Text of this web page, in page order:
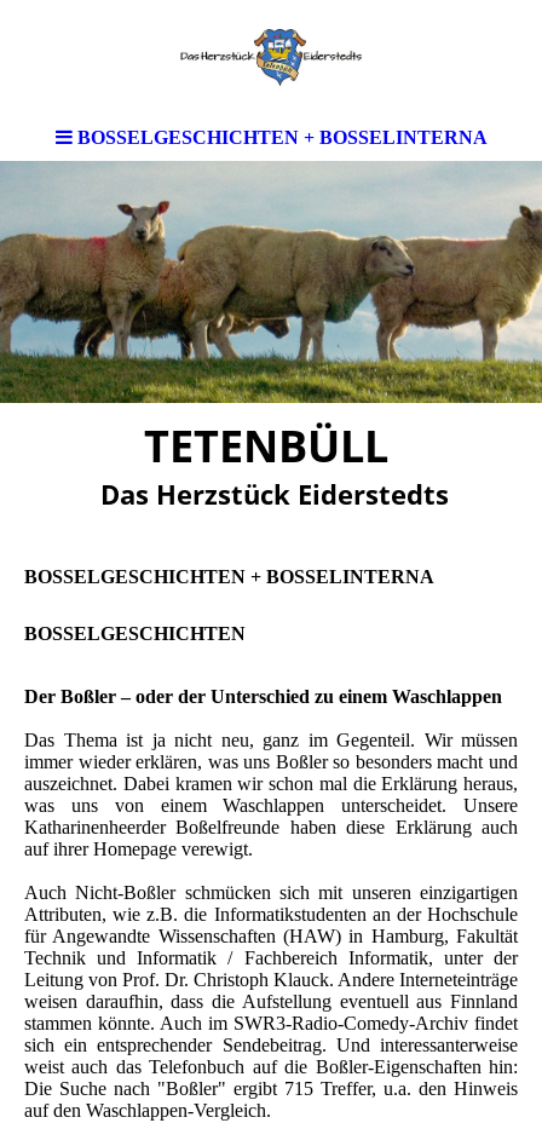
BOSSELGESCHICHTEN + BOSSELINTERNA
TETENBÜLL
Das Herzstück Eiderstedts
BOSSELGESCHICHTEN + BOSSELINTERNA
BOSSELGESCHICHTEN
Der Boßler – oder der Unterschied zu einem Waschlappen
Das Thema ist ja nicht neu, ganz im Gegenteil. Wir müssen
immer wieder erklären, was uns Boßler so besonders macht und
auszeichnet. Dabei kramen wir schon mal die Erklärung heraus,
was uns von einem Waschlappen unterscheidet. Unsere
Katharinenheerder Boßelfreunde haben diese Erklärung auch
auf ihrer Homepage verewigt.
Auch Nicht-Boßler schmücken sich mit unseren einzigartigen
Attributen, wie z.B. die Informatikstudenten an der Hochschule
für Angewandte Wissenschaften (HAW) in Hamburg, Fakultät
Technik und Informatik / Fachbereich Informatik, unter der
Leitung von Prof. Dr. Christoph Klauck. Andere Interneteinträge
weisen daraufhin, dass die Aufstellung eventuell aus Finnland
stammen könnte. Auch im SWR3-Radio-Comedy-Archiv findet
sich ein entsprechender Sendebeitrag. Und interessanterweise
weist auch das Telefonbuch auf die Boßler-Eigenschaften hin:
Die Suche nach "Boßler" ergibt 715 Treffer, u.a. den Hinweis
auf den Waschlappen-Vergleich.